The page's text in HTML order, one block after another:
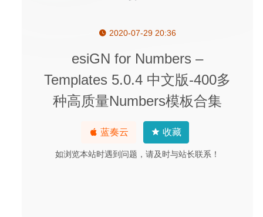
2020-07-29 20:36
esiGN for Numbers –
Templates 5.0.4 中文版-400多
种高质量Numbers模板合集
蓝奏云 收藏
如浏览本站时遇到问题，请及时与站长联系！
Ghost Buster Pro 6.1.0 – 实用的应用程序清理工具
Posterino 3.7.3 – 简单易用的照片墙拼图软件
iCollections 6.5.65102 – 桌面图标整理神器 2020-07-06
Super Vectorizer Pro 2.3.3 中文版 – 独特的Mac矢量图像
Adobe Audition 2020 13.0.9 中文版-非常专业的音频处理软
2020-08-17